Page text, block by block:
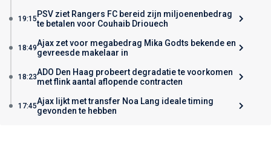
19:15 PSV ziet Rangers FC bereid zijn miljoenenbedrag
te betalen voor Couhaib Driouech
18:49Ajax zet voor megabedrag Mika Godts bekende en
gevreesde makelaar in
18:23ADO Den Haag probeert degradatie te voorkomen
met flink aantal aflopende contracten
17:45Ajax lijkt met transfer Noa Lang ideale timing
gevonden te hebben